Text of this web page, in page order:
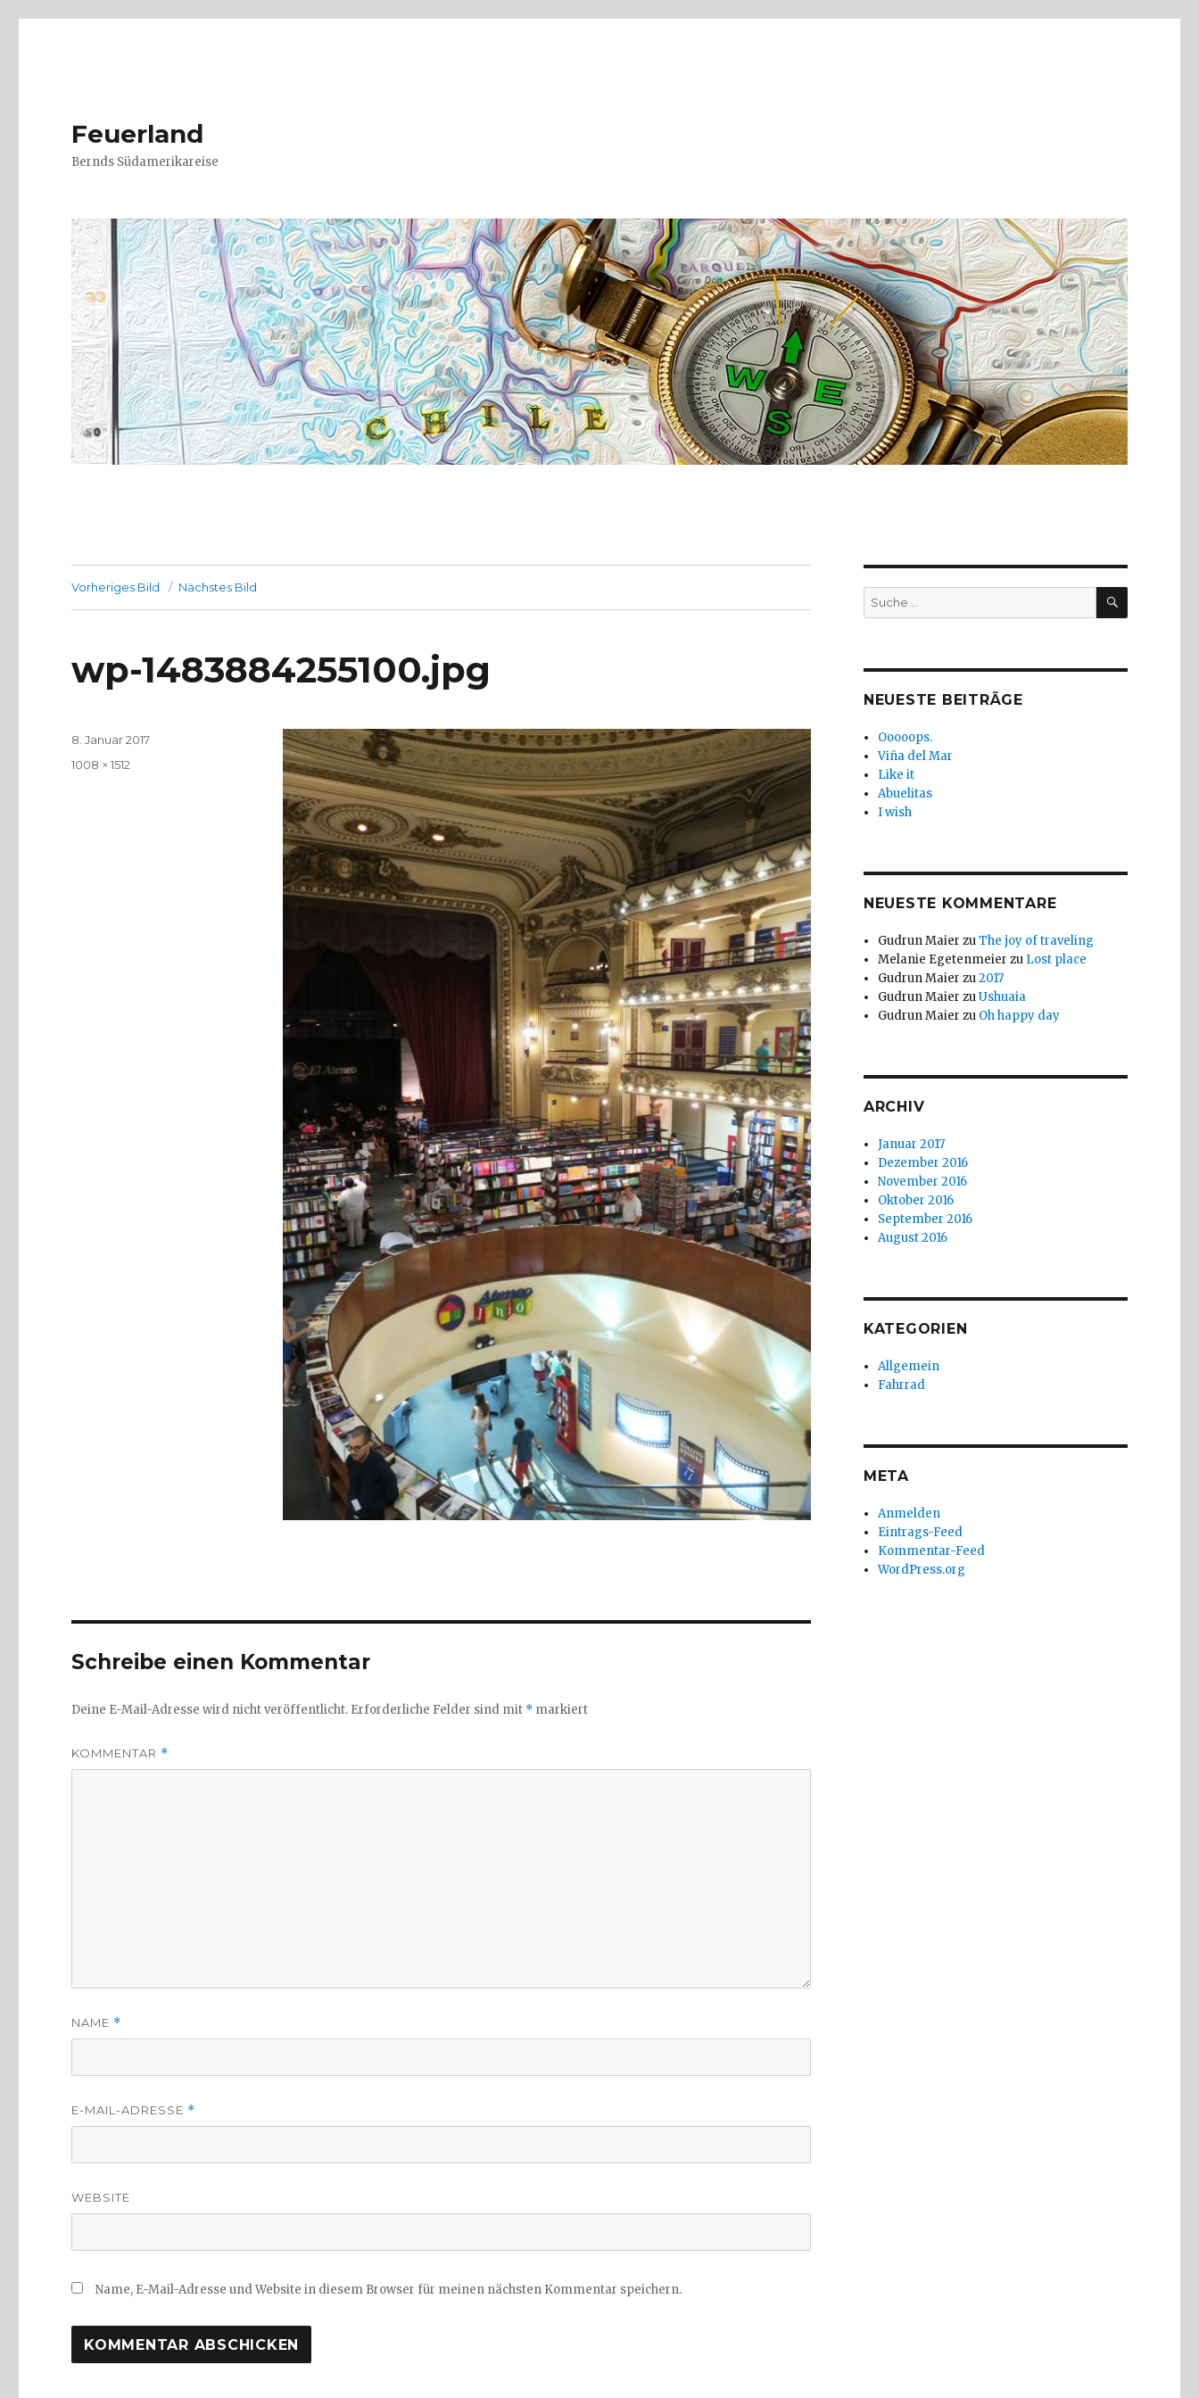
Feuerland
Bernds Südamerikareise
Vorheriges Bild Nächstes Bild
wp-1483884255100.jpg
Veröffentlicht
8. Januar 2017
Volle
1008 × 1512
Schreibe einen Kommentar
Deine E-Mail-Adresse wird nicht veröffentlicht. Erforderliche Felder sind mit * markiert
KOMMENTAR *
NAME *
E-MAIL-ADRESSE *
WEBSITE
Name, E-Mail-Adresse und Website in diesem Browser für meinen nächsten Kommentar speichern.
Suche
nach:
SUCHE
NEUESTE BEITRÄGE
Ooooops.
Viña del Mar
Like it
Abuelitas
I wish
NEUESTE KOMMENTARE
Gudrun Maier zuThe joy of traveling
Melanie Egetenmeier zu Lost place
Gudrun Maier zu2017
Gudrun Maier zuUshuaia
Gudrun Maier zu Oh happy day
ARCHIV
Januar 2017
Dezember 2016
November 2016
Oktober 2016
September 2016
August 2016
KATEGORIEN
Allgemein
Fahrrad
META
Anmelden
Eintrags-Feed
Kommentar-Feed
WordPress.org